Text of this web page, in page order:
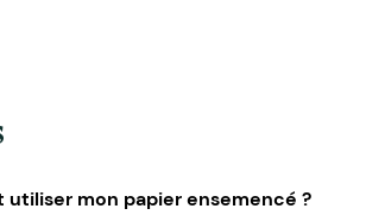
utiliser mon papier ensemencé ?